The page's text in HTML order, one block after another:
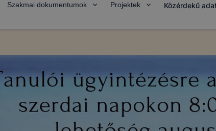
Szakmai dokumentumok Projektek Közérdekű